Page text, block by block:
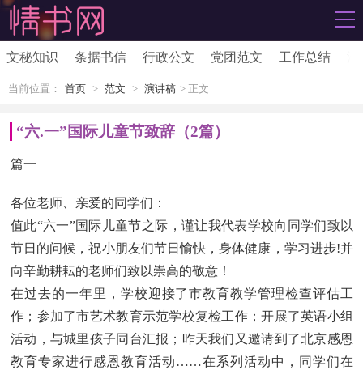
文秘知识 条据书信 行政公文 党团范文 工作总结
当前位置： 首页 > 范文 > 演讲稿 > 正文
“六.一”国际儿童节致辞（2篇）
篇一
各位老师、亲爱的同学们：
值此“六一”国际儿童节之际，谨让我代表学校向同学们致以
节日的问候，祝小朋友们节日愉快，身体健康，学习进步!并
向辛勤耕耘的老师们致以崇高的敬意！
在过去的一年里，学校迎接了市教育教学管理检查评估工
作；参加了市艺术教育示范学校复检工作；开展了英语小组
活动，与城里孩子同台汇报；昨天我们又邀请到了北京感恩
教育专家进行感恩教育活动……在系列活动中，同学们在